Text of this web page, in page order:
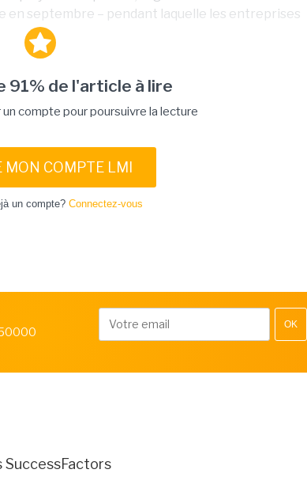
en septembre – pendant laquelle les entreprises
91% de l'article à lire
compte pour poursuivre la lecture
MON COMPTE LMI
un compte? Connectez-vous
OK